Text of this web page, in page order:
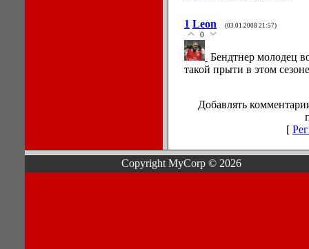
1 Leon (03.01.2008 21:57)
0
Бендтнер молодец
такой прыти в этом
Добавлять
[
Copyright MyCorp © 2026